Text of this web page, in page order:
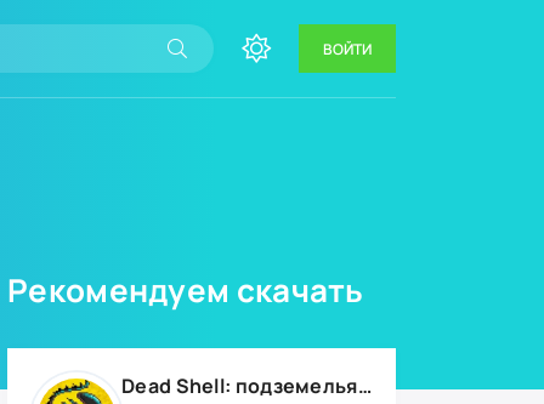
ВОЙТИ
Рекомендуем скачать
Dead Shell: подземелья мертвых {ВЗЛОМ: на деньги}